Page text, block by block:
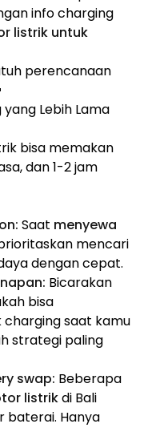
info charging
listrik untuk
perencanaan
Lebih Lama
bisa memakan
dan 1-2 jam
Saat menyewa
mencari
dengan cepat.
Bicarakan
bisa
saat kamu
strategi paling
swap: Beberapa
listrikdi Bali
baterai. Hanya